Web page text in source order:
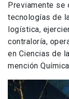
Previamente se
tecnologías de
logística,
contraloría,
en Ciencias de
mención